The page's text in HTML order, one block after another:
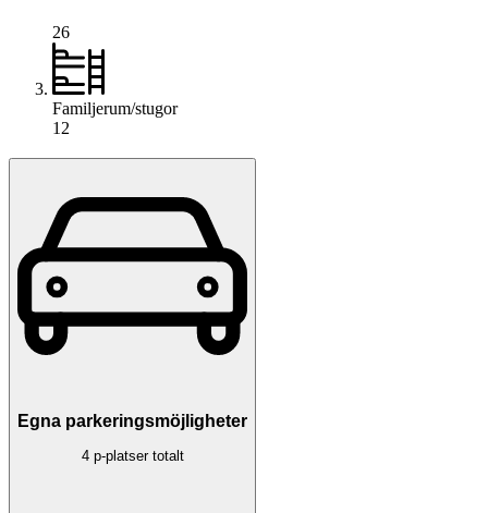
26
Familjerum/stugor
12
Egna parkeringsmöjligheter
4 p-platser totalt